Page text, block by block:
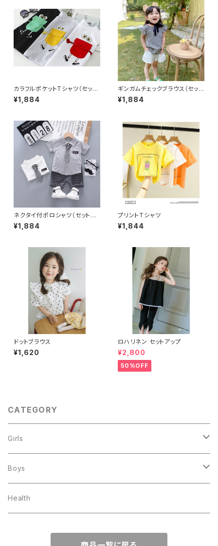
カラフルポケットTシャツ（セット
アップ）
¥1,884
ギンガムチェックブラウス（セット
アップ）
¥1,884
ネクタイ付ポロシャツ（セットア
ップ）
¥1,884
プリントTシャツ
¥1,844
ドットブラウス
¥1,620
ロハリネン セットアップ
¥2,800
50%OFF
CATEGORY
Girls
トップス
ボトムス
Boys
トップス
Health